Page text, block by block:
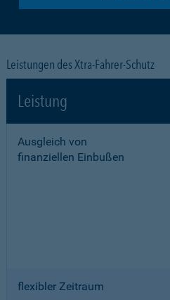
Leistungen des Xtra-Fahrer-Schutz
Leistung
Ausgleich von
finanziellen Einbußen
flexibler Zeitraum